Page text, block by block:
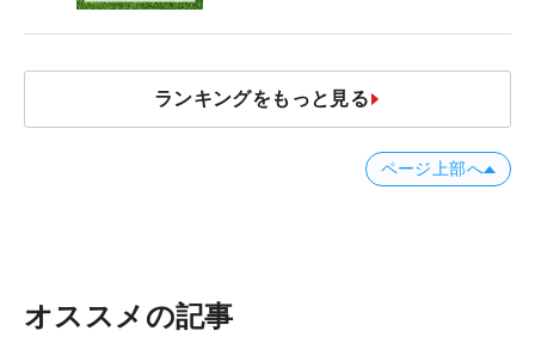
ランキングをもっと見る
ページ上部へ
オススメの記事